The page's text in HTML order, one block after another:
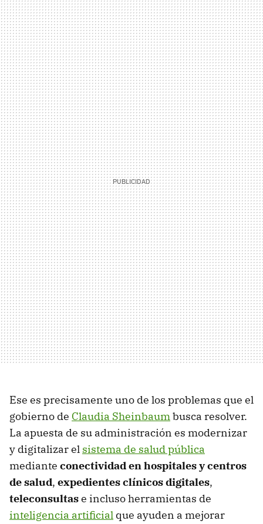
Ese es precisamente uno de los problemas que el
gobierno de Claudia Sheinbaumbusca resolver.
La apuesta de su administración es modernizar
y digitalizar el sistema de salud pública
mediante conectividad en hospitales y centros
de salud, expedientes clínicos digitales,
teleconsultase incluso herramientas de
inteligencia artificial que ayuden a mejorar